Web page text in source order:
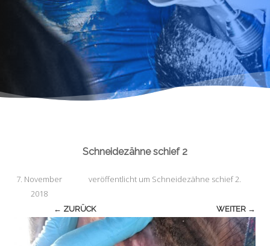
Schneidezähne schief 2
veröffentlicht
7. November
2018
um Schneidezähne schief 2.
← ZURÜCK WEITER →